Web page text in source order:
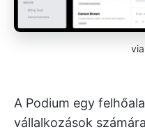
via
A Podium egy
vállalkozások